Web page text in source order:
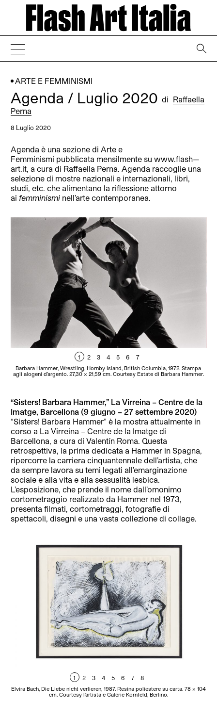
ARTE E FEMMINISMI
Agenda / Luglio 2020di Raffaella
Perna
8 Luglio 2020
Agenda è una sezione di Arte e
Femminismi pubblicata mensilmente su www.flash—
art.it, a cura di Raffaella Perna. Agenda raccoglie una
selezione di mostre nazionali e internazionali, libri,
studi, etc. che alimentano la riflessione attorno
ai femminismi nell’arte contemporanea.
1 2 3 4 5 6 7
Barbara Hammer, Wrestling, Hornby Island, British Columbia, 1972. Stampa
agli alogeni d’argento. 27,30 x 21,59 cm. Courtesy Estate di Barbara Hammer.
“Sisters! Barbara Hammer,” La Virreina – Centre de la
Imatge, Barcellona (9 giugno – 27 settembre 2020)
“Sisters! Barbara Hammer” è la mostra attualmente in
corso a La Virreina – Centre de la Imatge di
Barcellona, a cura di Valentín Roma. Questa
retrospettiva, la prima dedicata a Hammer in Spagna,
ripercorre la carriera cinquantennale dell’artista, che
da sempre lavora su temi legati all’emarginazione
sociale e alla vita e alla sessualità lesbica.
L’esposizione, che prende il nome dall’omonimo
cortometraggio realizzato da Hammer nel 1973,
presenta filmati, cortometraggi, fotografie di
spettacoli, disegni e una vasta collezione di collage.
1 2 3 4 5 6 7 8
Elvira Bach, Die Liebe nicht verlieren, 1987. Resina poliestere su carta. 78 x 104
cm. Courtesy l’artista e Galerie Kornfeld, Berlino.